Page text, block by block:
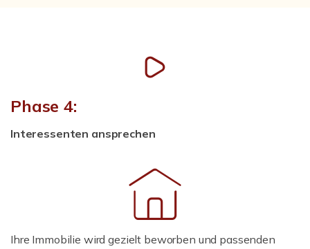
Phase 4:
Interessenten ansprechen
Ihre Immobilie wird gezielt beworben und passenden